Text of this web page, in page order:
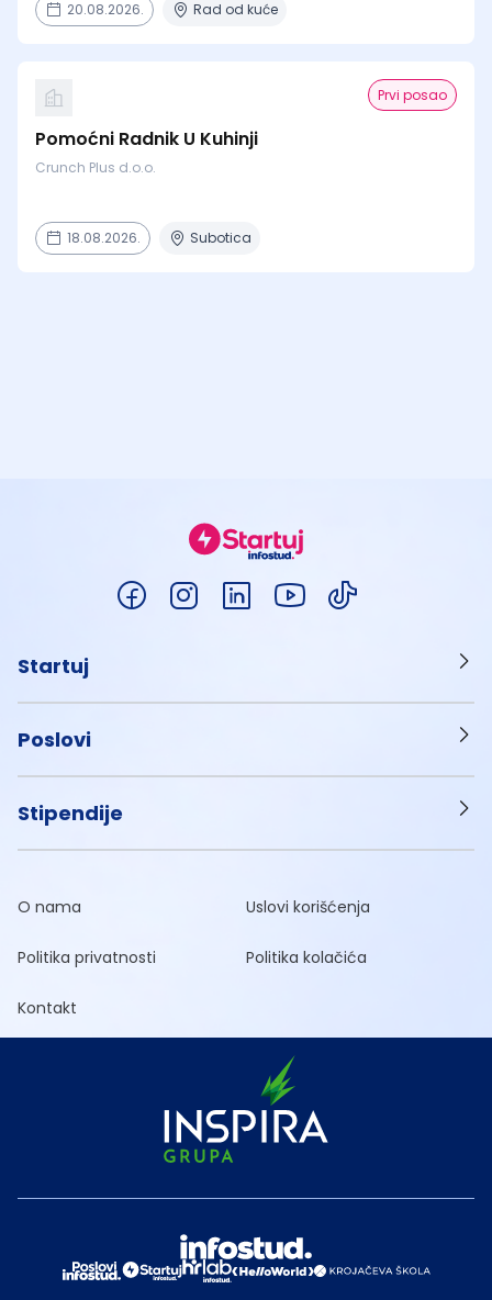
20.08.2026. Rad od kuće
Prvi posao
Pomoćni Radnik U Kuhinji
Crunch Plus d.o.o.
18.08.2026. Subotica
Startuj
Poslovi
Stipendije
O nama Uslovi korišćenja
Politika privatnosti Politika kolačića
Kontakt